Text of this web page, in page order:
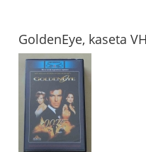
GoldenEye, kaseta